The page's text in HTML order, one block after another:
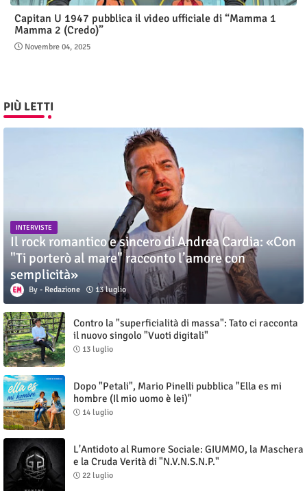
Capitan U 1947 pubblica il video ufficiale di “Mamma 1
Mamma 2 (Credo)”
Novembre 04, 2025
PIÙ LETTI
INTERVISTE
Il rock romantico e sincero di Andrea Cardia: «Con
"Ti porterò al mare" racconto l’amore con
semplicità»
Redazione 13 luglio
Contro la "superficialità di massa": Tato ci racconta
il nuovo singolo "Vuoti digitali"
13 luglio
Dopo "Petali", Mario Pinelli pubblica "Ella es mi
hombre (Il mio uomo è lei)"
14 luglio
L'Antidoto al Rumore Sociale: GIUMMO, la Maschera
e la Cruda Verità di "N.V.N.S.N.P."
22 luglio